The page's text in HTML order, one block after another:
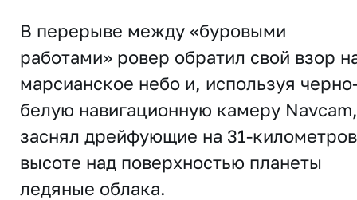
В перерыве между «буровыми
работами» ровер обратил свой взор
марсианское небо и, используя
белую навигационную камеру Navcam,
заснял дрейфующие на 31-
высоте над поверхностью планеты
ледяные облака.